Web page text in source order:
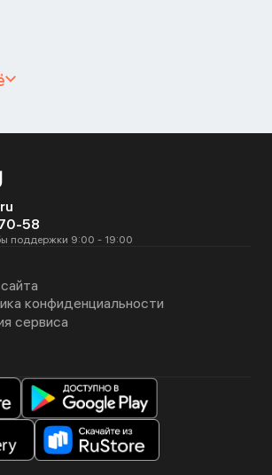
58
поддержки 9:00 - 19:00
конфиденциальности
сервиса